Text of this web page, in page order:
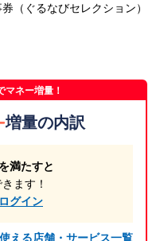
（ぐるなびセレクション）
マネー増量！
増量の内訳
満たすと
ます！
グイン
使える店舗・サービス一覧